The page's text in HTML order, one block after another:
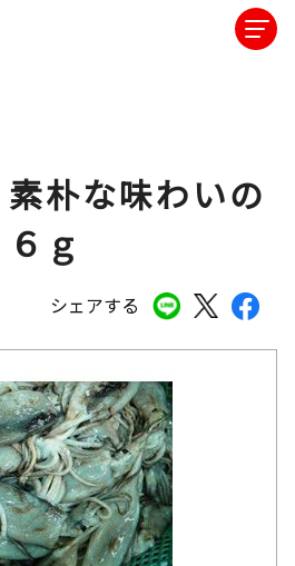
シェアする
朴な味わいの
ｇ